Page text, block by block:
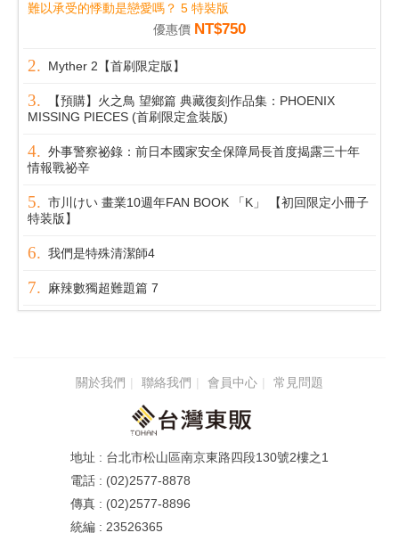
難以承受的悸動是戀愛嗎？ 5 特裝版
優惠價 NT$750
Myther 2【首刷限定版】
【預購】火之鳥 望鄉篇 典藏復刻作品集：PHOENIX
MISSING PIECES (首刷限定盒裝版)
外事警察祕錄：前日本國家安全保障局長首度揭露三十年
情報戰祕辛
市川けい 畫業10週年FAN BOOK 「K」 【初回限定小冊子
特装版】
我們是特殊清潔師4
麻辣數獨超難題篇 7
關於我們 聯絡我們 會員中心 常見問題
台北市松山區南京東路四段130號2樓之1
(02)2577-8878
(02)2577-8896
23526365